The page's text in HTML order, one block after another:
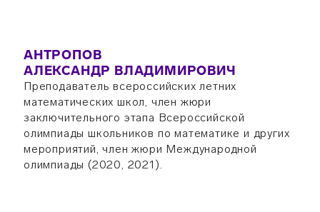
АНТРОПОВ
АЛЕКСАНДР ВЛАДИМИРОВИЧ
Преподаватель всероссийских летних
математических школ, член жюри
заключительного этапа Всероссийской
олимпиады школьников по математике и других
мероприятий, член жюри Международной
олимпиады (2020, 2021).